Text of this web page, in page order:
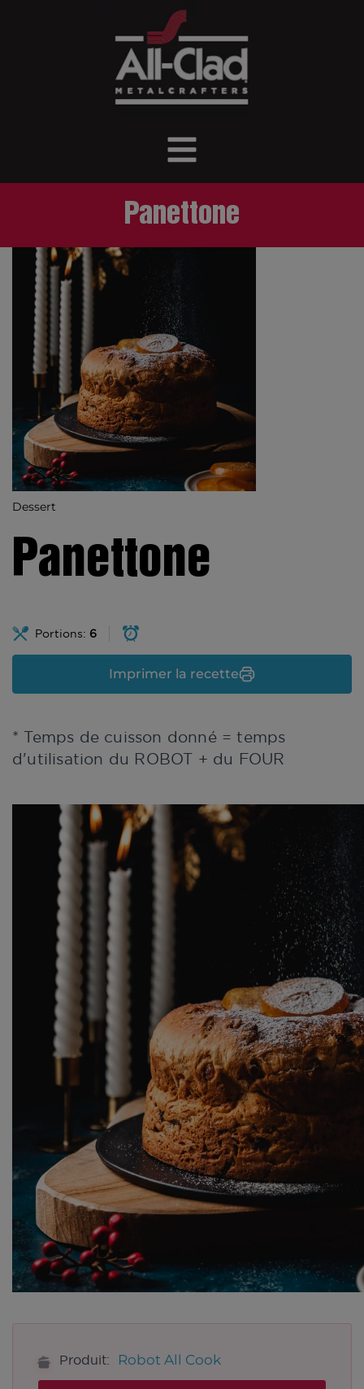
Panettone
Dessert
Panettone
Portions: 6
Imprimer la recette
* Temps de cuisson donné = temps
d'utilisation du ROBOT + du FOUR
Produit: Robot All Cook